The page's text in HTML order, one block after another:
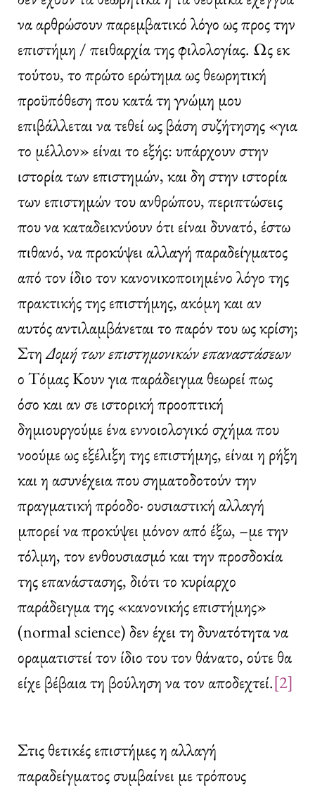
να αρθρώσουν παρεμβατικό λόγο ως προς την
επιστήμη / πειθαρχία της φιλολογίας. Ως εκ
τούτου, το πρώτο ερώτημα ως θεωρητική
προϋπόθεση που κατά τη γνώμη μου
επιβάλλεται να τεθεί ως βάση συζήτησης «για
το μέλλον» είναι το εξής: υπάρχουν στην
ιστορία των επιστημών, και δη στην ιστορία
των επιστημών του ανθρώπου, περιπτώσεις
που να καταδεικνύουν ότι είναι δυνατό, έστω
πιθανό, να προκύψει αλλαγή παραδείγματος
από τον ίδιο τον κανονικοποιημένο λόγο της
πρακτικής της επιστήμης, ακόμη και αν
αυτός αντιλαμβάνεται το παρόν του ως κρίση;
ΣτηΔομή των επιστημονικών επαναστάσεων
ο Τόμας Κουν για παράδειγμα θεωρεί πως
όσο και αν σε ιστορική προοπτική
δημιουργούμε ένα εννοιολογικό σχήμα που
νοούμε ως εξέλιξη της επιστήμης, είναι η ρήξη
και η ασυνέχεια που σηματοδοτούν την
πραγματική πρόοδο· ουσιαστική αλλαγή
μπορεί να προκύψει μόνον από έξω, –με την
τόλμη, τον ενθουσιασμό και την προσδοκία
της επανάστασης, διότι το κυρίαρχο
παράδειγμα της «κανονικής επιστήμης»
(normal science) δεν έχει τη δυνατότητα να
οραματιστεί τον ίδιο του τον θάνατο, ούτε θα
είχε βέβαια τη βούληση να τον αποδεχτεί.[2]
Στις θετικές επιστήμες η αλλαγή
παραδείγματος συμβαίνει με τρόπους